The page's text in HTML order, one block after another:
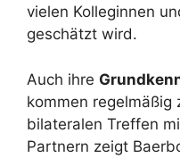
vielen Kolleginnen
geschätzt wird.
Auch ihre
kommen regelmäßig
bilateralen Treffen
Partnern zeigt